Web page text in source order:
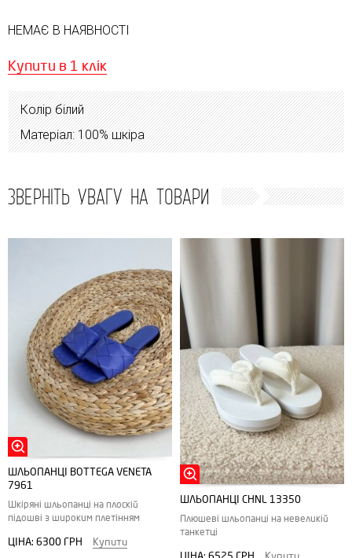
НЕМАЄ В НАЯВНОСТІ
Купити в 1 клік
Колір білий
Матеріал: 100% шкіра
ЗВЕРНІТЬ УВАГУ НА ТОВАРИ
ШЛЬОПАНЦІ BOTTEGA VENETA
7961
Шкіряні шльопанці на плоскій
підошві з широким плетінням
ЦІНА: 6300 ГРН Купити
ШЛЬОПАНЦІ CHNL 13350
Плюшеві шльопанці на невеликій
танкетці